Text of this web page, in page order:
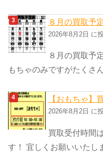
８月の買取予
2026年8月2日 に
８月の買取予
もちゃのみですがたくさ
【おもちゃ】
2026年8月2日 に
買取受付時間
す！ 宜しくお願いいたし